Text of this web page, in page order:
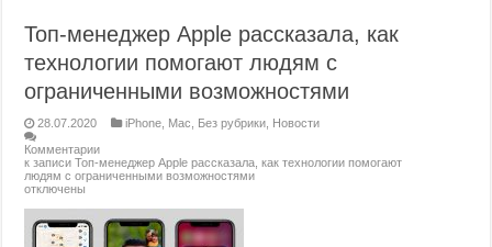
Топ-менеджер Apple рассказала, как
технологии помогают людям с
ограниченными возможностями
28.07.2020 iPhone Mac Без рубрики Новости
Комментарии
к записи Топ-менеджер Apple рассказала, как технологии помогают
людям с ограниченными возможностями
отключены